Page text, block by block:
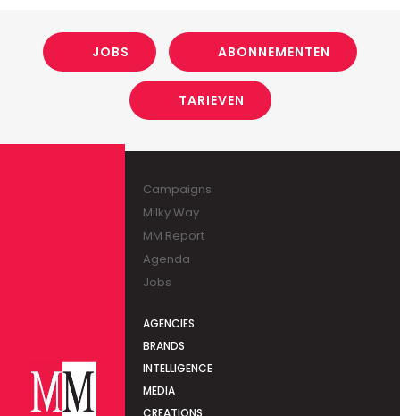
JOBS ABONNEMENTEN
TARIEVEN
Campaigns
Milky Way
MM Report
Agenda
Jobs
AGENCIES
BRANDS
INTELLIGENCE
MEDIA
CREATIONS